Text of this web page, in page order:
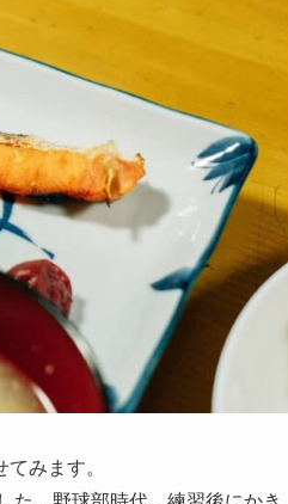
みます。